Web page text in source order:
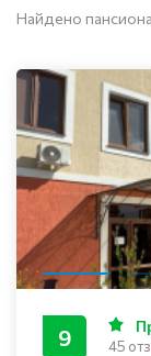
Найдено
9 45